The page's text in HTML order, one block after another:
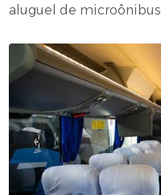
aluguel de microônibus